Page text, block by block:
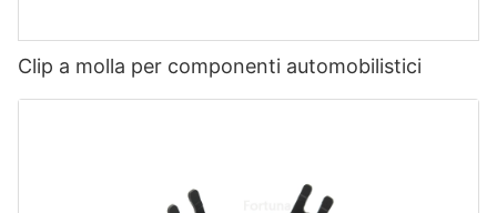
Clip a molla per componenti automobilistici